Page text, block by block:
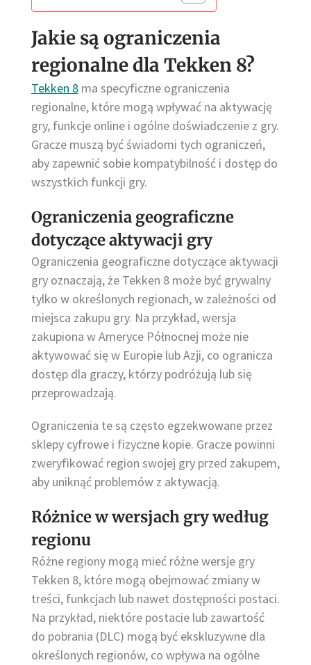
Jakie są ograniczenia
regionalne dla Tekken 8?
Tekken 8 ma specyficzne ograniczenia
regionalne, które mogą wpływać na aktywację
gry, funkcje online i ogólne doświadczenie z gry.
Gracze muszą być świadomi tych ograniczeń,
aby zapewnić sobie kompatybilność i dostęp do
wszystkich funkcji gry.
Ograniczenia geograficzne
dotyczące aktywacji gry
Ograniczenia geograficzne dotyczące aktywacji
gry oznaczają, że Tekken 8 może być grywalny
tylko w określonych regionach, w zależności od
miejsca zakupu gry. Na przykład, wersja
zakupiona w Ameryce Północnej może nie
aktywować się w Europie lub Azji, co ogranicza
dostęp dla graczy, którzy podróżują lub się
przeprowadzają.
Ograniczenia te są często egzekwowane przez
sklepy cyfrowe i fizyczne kopie. Gracze powinni
zweryfikować region swojej gry przed zakupem,
aby uniknąć problemów z aktywacją.
Różnice w wersjach gry według
regionu
Różne regiony mogą mieć różne wersje gry
Tekken 8, które mogą obejmować zmiany w
treści, funkcjach lub nawet dostępności postaci.
Na przykład, niektóre postacie lub zawartość
do pobrania (DLC) mogą być ekskluzywne dla
określonych regionów, co wpływa na ogólne